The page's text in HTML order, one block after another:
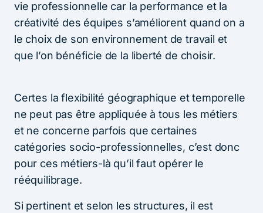
vie professionnelle car la performance et la
créativité des équipes s’améliorent quand on a
le choix de son environnement de travail et
que l’on bénéficie de la liberté de choisir.
Certes la flexibilité géographique et temporelle
ne peut pas être appliquée à tous les métiers
et ne concerne parfois que certaines
catégories socio-professionnelles, c’est donc
pour ces métiers-là qu’il faut opérer le
rééquilibrage.
Si pertinent et selon les structures, il est